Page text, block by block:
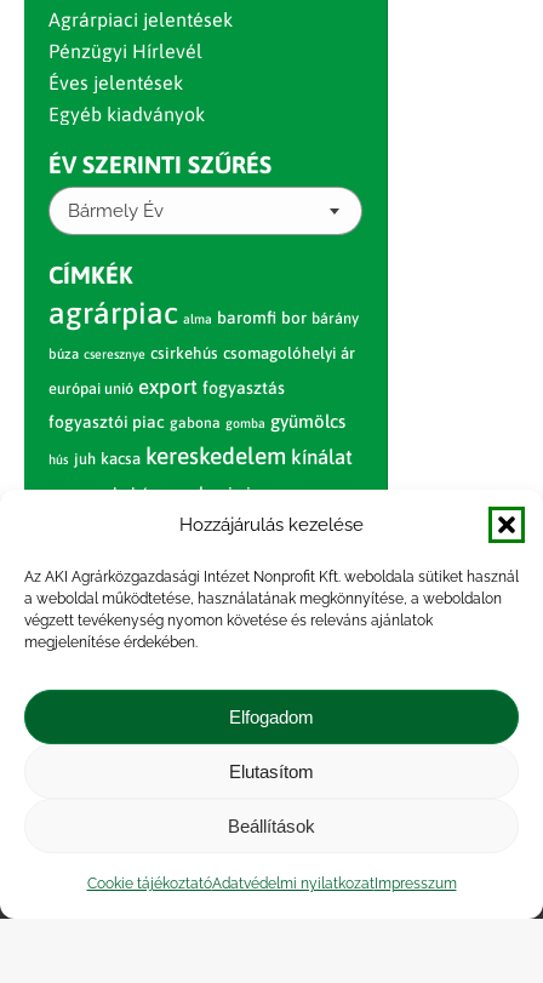
Hozzájárulás kezelése
Az AKI Agrárközgazdasági Intézet Nonprofit Kft. weboldala sütiket használ
a weboldal működtetése, használatának megkönnyítése, a weboldalon
végzett tevékenység nyomon követése és releváns ajánlatok
megjelenítése érdekében.
Elfogadom
Elutasítom
Beállítások
Cookie tájékoztatóAdatvédelmi nyilatkozatImpresszum
Agrárpiaci jelentések
Pénzügyi Hírlevél
Éves jelentések
Egyéb kiadványok
ÉV SZERINTI SZŰRÉS
Bármely Év
CÍMKÉK
agrárpiac alma baromfi bor bárány
búza cseresznye csirkehús csomagolóhelyi ár
európai unió export fogyasztás
fogyasztói piac gabona gomba gyümölcs
hús juh kacsa kereskedelem kínálat
körte marhahús nagybani piac narancs
nemzetközi árinformációk
paradicsom piac piaci jelentés
pulyka pulykahús sertés sertéshús
szarvasmarha termelés
termelői
zöldség árak
átlagárértékesítési ár
Közérdekű adatok
| Adatvédelmi nyilatkozat
|